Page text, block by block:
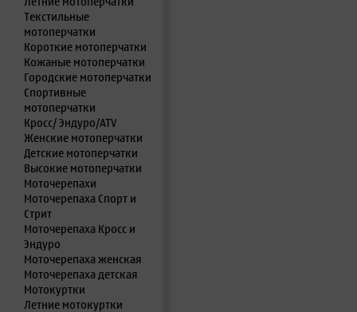
Текстильные
мотоперчатки
Короткие мотоперчатки
Кожаные мотоперчатки
Городские мотоперчатки
Спортивные
мотоперчатки
Кросс/ Эндуро/ATV
Женские мотоперчатки
Детские мотоперчатки
Высокие мотоперчатки
Моточерепахи
Моточерепаха Спорт и
Стрит
Моточерепаха Кросс и
Эндуро
Моточерепаха женская
Моточерепаха детская
Мотокуртки
Летние мотокуртки